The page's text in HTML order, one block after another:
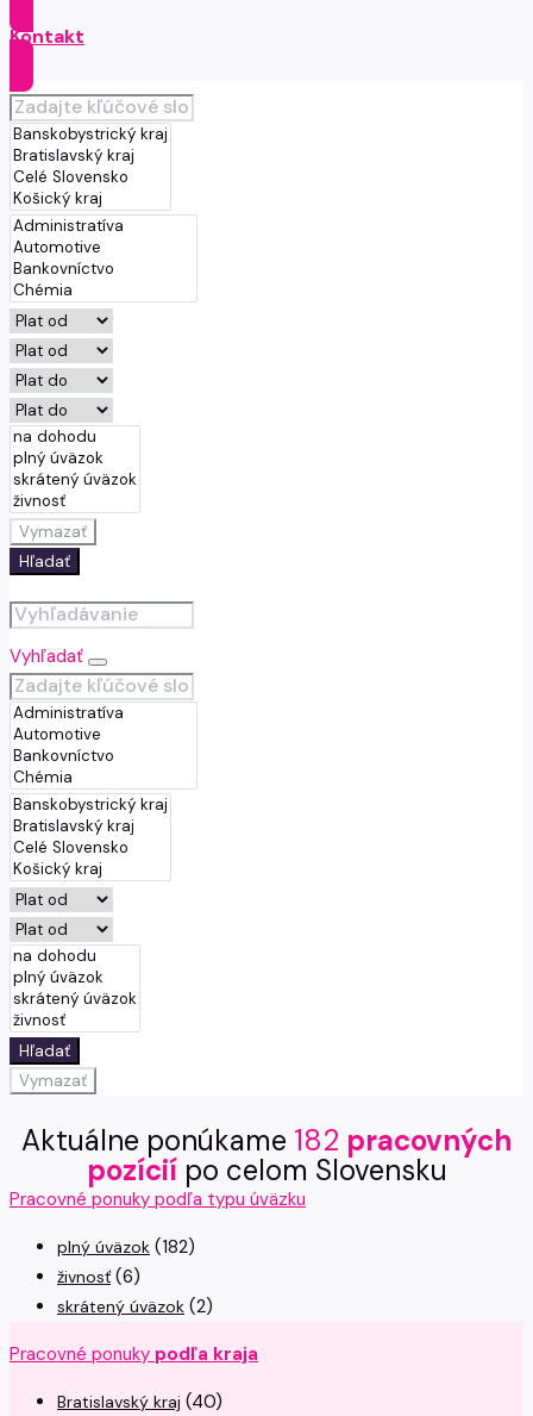
Kontakt
Vymazať
Hľadať
Vyhľadať
Hľadať
Vymazať
Aktuálne ponúkame 182 pracovných
pozícií po celom Slovensku
Pracovné ponuky podľa typu úväzku
plný úväzok (182)
živnosť (6)
skrátený úväzok (2)
Pracovné ponuky podľa kraja
Bratislavský kraj (40)